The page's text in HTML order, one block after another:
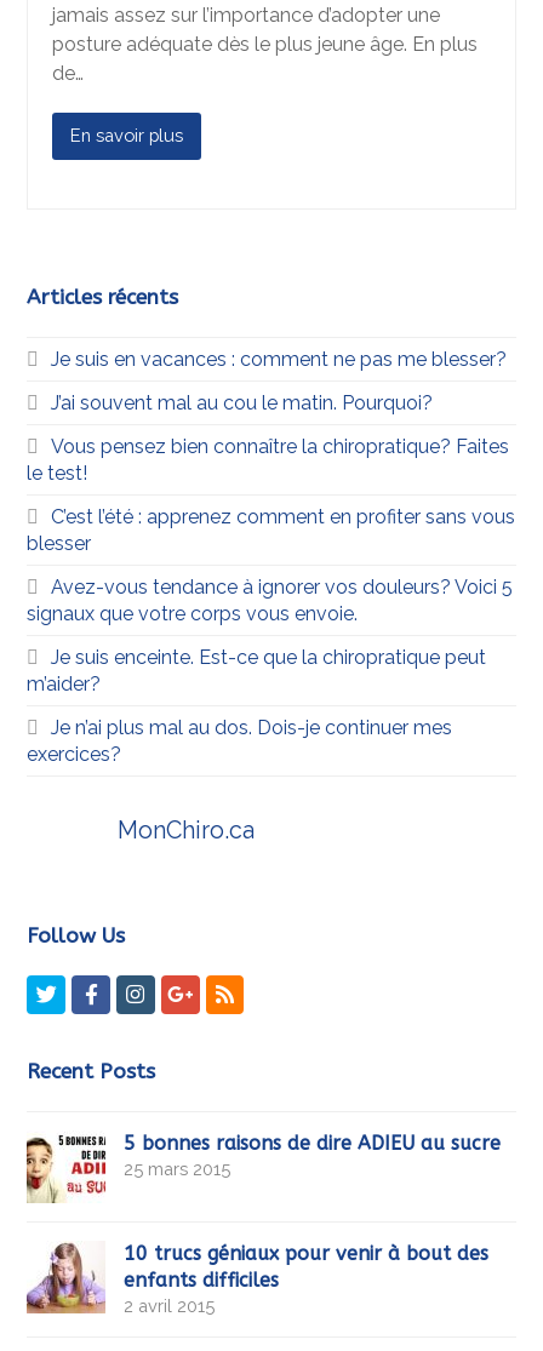
jamais assez sur l’importance d’adopter une
posture adéquate dès le plus jeune âge. En plus
de…
En savoir plus
Articles récents
Je suis en vacances : comment ne pas me blesser?
J’ai souvent mal au cou le matin. Pourquoi?
Vous pensez bien connaître la chiropratique? Faites
le test!
C’est l’été : apprenez comment en profiter sans vous
blesser
Avez-vous tendance à ignorer vos douleurs? Voici 5
signaux que votre corps vous envoie.
Je suis enceinte. Est-ce que la chiropratique peut
m’aider?
Je n’ai plus mal au dos. Dois-je continuer mes
exercices?
MonChiro.ca
Follow Us
TwitterFacebookInstagramGooglePlus
RSS
Recent Posts
5 bonnes raisons de dire ADIEU au sucre
25 mars 2015
10 trucs géniaux pour venir à bout des
enfants difficiles
2 avril 2015